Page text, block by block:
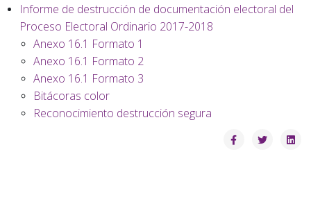
Informe de destrucción de documentación electoral del
Proceso Electoral Ordinario 2017-2018
Anexo 16.1 Formato 1
Anexo 16.1 Formato 2
Anexo 16.1 Formato 3
Bitácoras color
Reconocimiento destrucción segura